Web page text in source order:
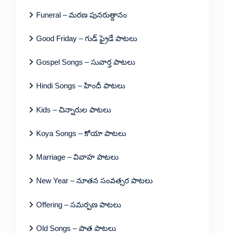
Funeral – మరణ పునరుత్దానం
Good Friday – గుడ్ ఫ్రైడే పాటలు
Gospel Songs – సువార్త పాటలు
Hindi Songs – హిందీ పాటలు
Kids – చిన్నారుల పాటలు
Koya Songs – కోయా పాటలు
Marriage – వివాహ పాటలు
New Year – నూతన సంవత్సర పాటలు
Offering – సమర్పణ పాటలు
Old Songs – పాత పాటలు